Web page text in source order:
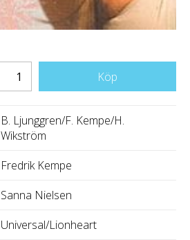
Köp
B. Ljunggren/F. Kempe/H.
Wikström
Fredrik Kempe
Sanna Nielsen
Universal/Lionheart